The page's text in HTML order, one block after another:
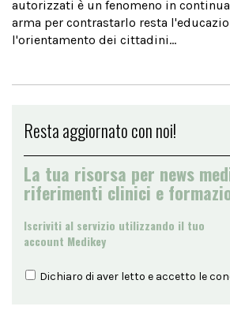
autorizzati è un fenomeno in
arma per contrastarlo resta
l'orientamento dei cittadini...
Resta aggiornato con noi!
La tua risorsa per news
riferimenti clinici e
Iscriviti al servizio utilizzando il tuo
account Medikey
Dichiaro di aver letto e accetto le